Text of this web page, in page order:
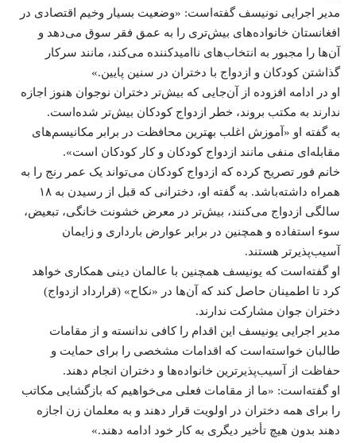
مدیر اجرایی نونیسف گفته‌است: «وضعیت بسیار وخیم اقتصادی در
افغانستان خانواده‌های بیش‌تری را به عمق فقر سوق می‌دهد و
آن‌ها را مجبور به انتخاب‌های ناامیدکننده می‌کند، مانند سرکار
گذاشتن کودکان و ازدواج با دختران در سنین پایین.»
او در ادامه افزوده از آن‌جایی که بیش‌تر دختران نوجوان هنوز اجازه
ندارند به مکتب بروند، خطر ازدواج کودکان بیش‌تر شده‌است.
به گفته او «آموزش اغلب بهترین محافظت در برابر مکانیسم‌های
مقابله‌ای منفی مانند ازدواج کودکان و کار کودکان است».
خانم فور تصریح کرده‌ که ازدواج کودکان می‌تواند یک عمر رنج را به
همراه داشته‌باشد. به گفته او، دخترانی که قبل از رسیدن به ۱۸
سالگی ازدواج می‌کنند، بیش‌تر در معرض خشونت خانگی، تبعیض،
سوء استفاده و همچنین در برابر عوارض بارداری و زایمان
آسیب‌پذیرتر هستند.
او گفته‌است که یونیسف همچنین با عالمان دینی همکاری خواهد
کرد تا اطمینان حاصل کند که آن‌ها در «نکاح» (قرارداد ازدواج)
دختران جوان مشارکت ندارند.
مدیر اجرایی یونیسف این اقدام را کافی ندانسته و از مقامات
طالبان خواسته‌است که اقدامات مشخصی را برای حمایت و
حفاظت از آسیب‌پذیرترین خانواده‌ها و دختران انجام دهند.
او گفته‌است: «ما از مقامات فعلی می‌خواهیم که بازگشایی مکاتب
را برای همه دختران در اولویت قرار دهند و به معلمان زن اجازه
دهند بدون هیچ تأخیر دیگری به کار خود ادامه دهند.»